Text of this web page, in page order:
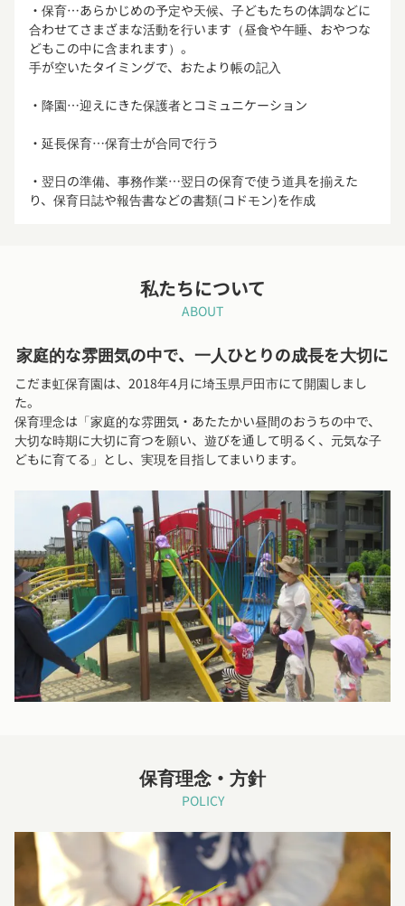
・保育…あらかじめの予定や天候、子どもたちの体調などに
合わせてさまざまな活動を行います（昼食や午睡、おやつな
どもこの中に含まれます）。
手が空いたタイミングで、おたより帳の記入
・降園…迎えにきた保護者とコミュニケーション
・延長保育…保育士が合同で行う
・翌日の準備、事務作業…翌日の保育で使う道具を揃えた
り、保育日誌や報告書などの書類(コドモン)を作成
私たちについて
ABOUT
家庭的な雰囲気の中で、一人ひとりの成長を大切に
こだま虹保育園は、2018年4月に埼玉県戸田市にて開園しまし
た。
保育理念は「家庭的な雰囲気・あたたかい昼間のおうちの中で、
大切な時期に大切に育つを願い、遊びを通して明るく、元気な子
どもに育てる」とし、実現を目指してまいります。
保育理念・方針
POLICY